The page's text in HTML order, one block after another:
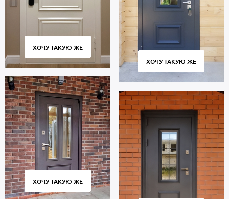
ХОЧУ ТАКУЮ ЖЕ
ХОЧУ ТАКУЮ ЖЕ
ХОЧУ ТАКУЮ ЖЕ